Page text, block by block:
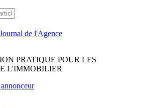
PRATIQUE POUR LES
L'IMMOBILIER